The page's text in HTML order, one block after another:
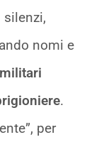
silenzi,
nomi e
.
per